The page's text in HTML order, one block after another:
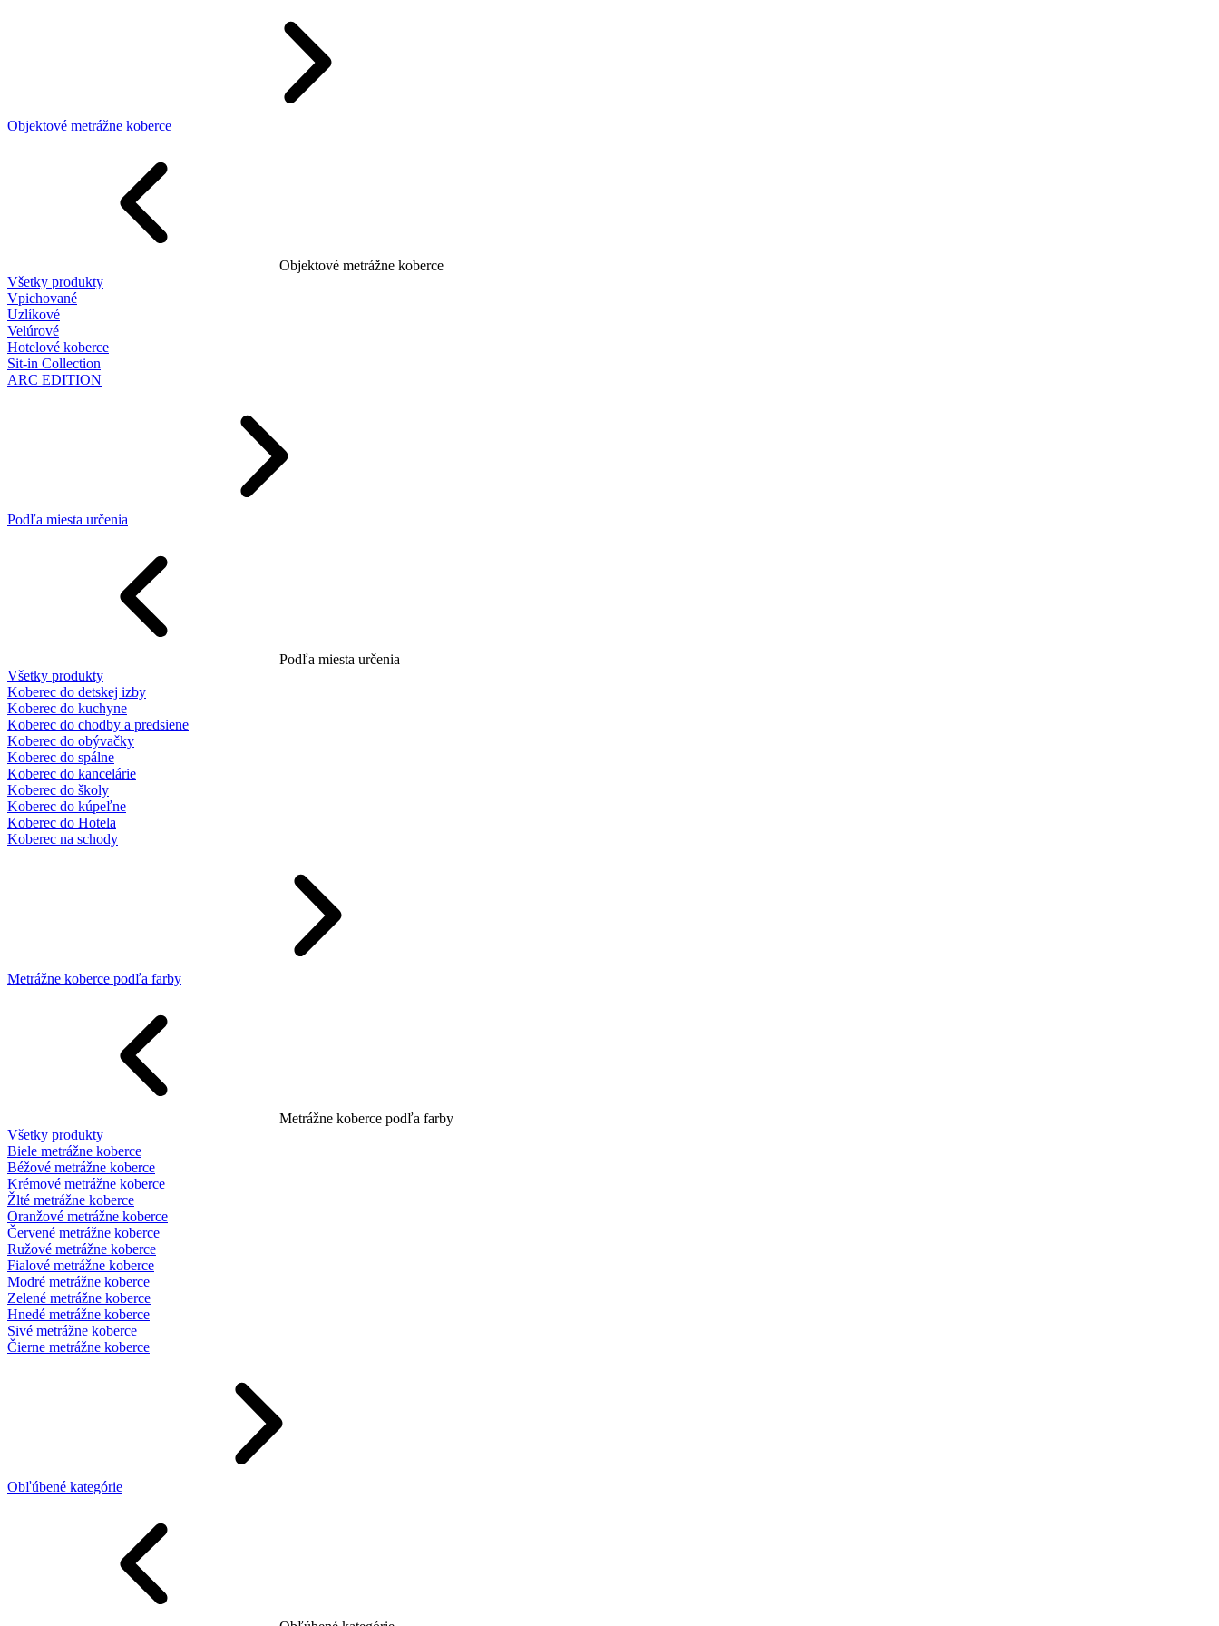
Objektové metrážne koberce
Objektové metrážne koberce
Všetky produkty
Vpichované
Uzlíkové
Velúrové
Hotelové koberce
Sit-in Collection
ARC EDITION
Podľa miesta určenia
Podľa miesta určenia
Všetky produkty
Koberec do detskej izby
Koberec do kuchyne
Koberec do chodby a predsiene
Koberec do obývačky
Koberec do spálne
Koberec do kancelárie
Koberec do školy
Koberec do kúpeľne
Koberec do Hotela
Koberec na schody
Metrážne koberce podľa farby
Metrážne koberce podľa farby
Všetky produkty
Biele metrážne koberce
Béžové metrážne koberce
Krémové metrážne koberce
Žlté metrážne koberce
Oranžové metrážne koberce
Červené metrážne koberce
Ružové metrážne koberce
Fialové metrážne koberce
Modré metrážne koberce
Zelené metrážne koberce
Hnedé metrážne koberce
Sivé metrážne koberce
Čierne metrážne koberce
Obľúbené kategórie